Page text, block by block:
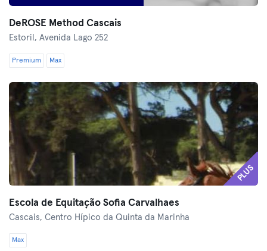
DeROSE Method Cascais
Estoril, Avenida Lago 252
Premium Max
PLUS
Escola de Equitação Sofia Carvalhaes
Cascais, Centro Hípico da Quinta da Marinha
Max